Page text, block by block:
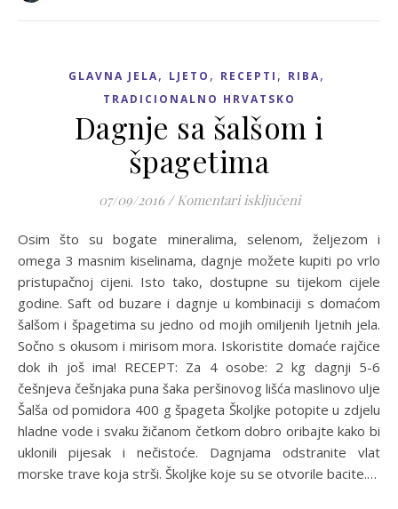
GLAVNA JELA, LJETO , RECEPTI , RIBA,
TRADICIONALNO HRVATSKO
Dagnje sa šalšom i
špagetima
07/09/2016 / Komentari isključeniza Dagnje sa
Osim što su bogate mineralima, selenom, željezom i
omega 3 masnim kiselinama, dagnje možete kupiti po vrlo
pristupačnoj cijeni. Isto tako, dostupne su tijekom cijele
godine. Saft od buzare i dagnje u kombinaciji s domaćom
šalšom i špagetima su jedno od mojih omiljenih ljetnih jela.
Sočno s okusom i mirisom mora. Iskoristite domaće rajčice
dok ih još ima! RECEPT: Za 4 osobe: 2 kg dagnji 5-6
češnjeva češnjaka puna šaka peršinovog lišća maslinovo ulje
Šalša od pomidora 400 g špageta Školjke potopite u zdjelu
hladne vode i svaku žičanom četkom dobro oribajte kako bi
uklonili pijesak i nečistoće. Dagnjama odstranite vlat
morske trave koja strši. Školjke koje su se otvorile bacite.…